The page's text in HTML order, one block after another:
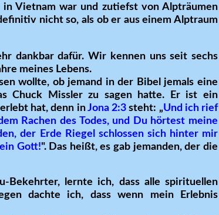
in Vietnam war und zutiefst von Alpträumen
nicht so, als ob er aus einem Alptraum
dankbar dafür. Wir kennen uns seit sechs
meines Lebens.
wollte, ob jemand in der Bibel jemals eine
Chuck Missler zu sagen hatte. Er ist ein
hat, denn inJona 2:3 steht: „Und ich rief
Rachen des Todes, und Du hörtest meine
der Erde Riegel schlossen sich hinter mir
Gott!". Das heißt, es gab jemanden, der die
Bekehrter, lernte ich, dass alle spirituellen
dachte ich, dass wenn mein Erlebnis